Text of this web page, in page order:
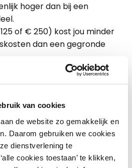
van cookies
de website zo gemakkelijk en
Daarom gebruiken we cookies
dienstverlening te
cookies toestaan’ te klikken,
hoger dan bij een
of € 250) kost jou minder
dan een gegronde
reviews op internet zijn een
schikking.
online reputatie,
en financiële belangen
geschillen via bemiddeling